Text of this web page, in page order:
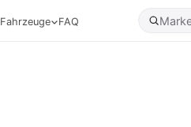
Fahrzeuge FAQ